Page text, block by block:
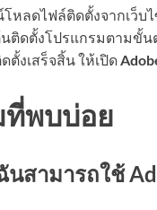
โหลดไฟล์ติดตั้งจากเว็บ
นติดตั้งโปรแกรมตามขั้
ตั้งเสร็จสิ้น ให้เปิด
ที่พบบ่อย
นสามารถใช้